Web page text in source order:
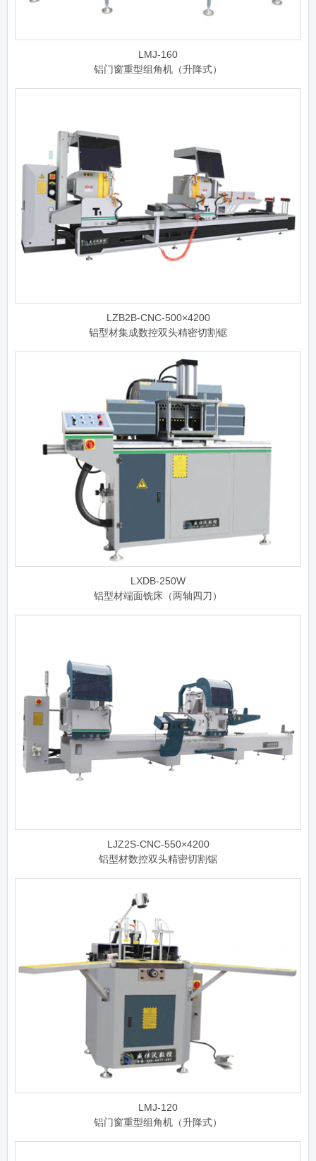
LMJ-160
铝门窗重型组角机（升降式）
LZB2B-CNC-500×4200
铝型材集成数控双头精密切割锯
LXDB-250W
铝型材端面铣床（两轴四刀）
LJZ2S-CNC-550×4200
铝型材数控双头精密切割锯
LMJ-120
铝门窗重型组角机（升降式）